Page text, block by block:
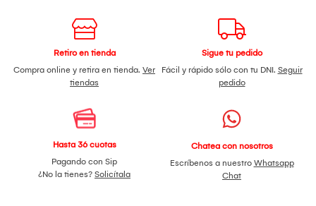
Retiro en tienda
Compra online y retira en tienda. Ver
tiendas
Sigue tu pedido
Fácil y rápido sólo con tu DNI. Seguir
pedido
Hasta 36 cuotas
Pagando con Sip
¿No la tienes? Solicítala
Chatea con nosotros
Escríbenos a nuestro Whatsapp
Chat